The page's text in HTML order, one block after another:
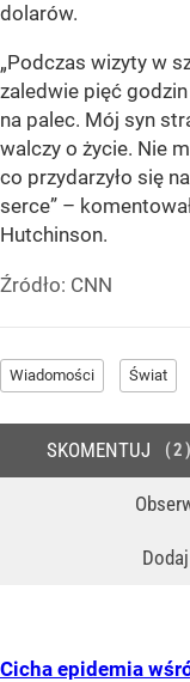
dolarów.
„Podczas wizyty w
zaledwie pięć godzin
na palec. Mój syn
walczy o życie. Nie
co przydarzyło się
serce” –
Hutchinson.
Źródło: CNN
Wiadomości Świat
SKOMENTUJ 2
Cicha epidemia